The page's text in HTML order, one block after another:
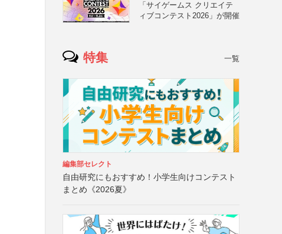
「サイゲームス クリエイテ
ィブコンテスト2026」が開催
特集 一覧
編集部セレクト
自由研究にもおすすめ！小学生向けコンテスト
まとめ《2026夏》